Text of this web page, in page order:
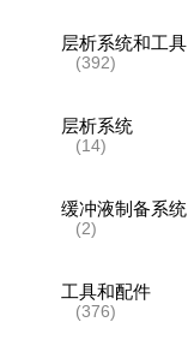
层析系统和工具
(392)
层析系统
(14)
缓冲液制备系统
(2)
工具和配件
(376)